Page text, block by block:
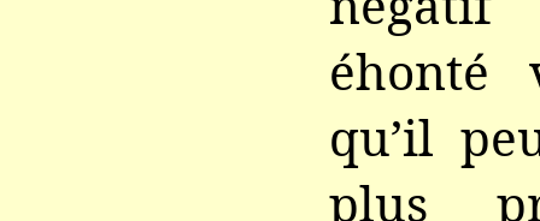
éhonté
qu’il
plus